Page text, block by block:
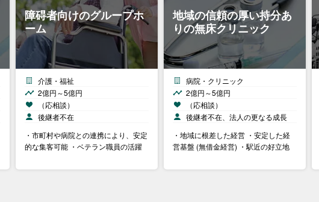
障碍者向けのグループホ
ーム
介護・福祉
2億円～5億円
（応相談）
後継者不在
・市町村や病院との連携により、安定
的な集客可能 ・ベテラン職員の活躍
地域の信頼の厚い持分あ
りの無床クリニック
病院・クリニック
2億円～5億円
（応相談）
後継者不在、法人の更なる成長
・地域に根差した経営 ・安定した経
営基盤 (無借金経営) ・駅近の好立地